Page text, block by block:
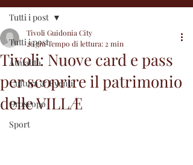
Tutti i post
Attualità
Cultura & Eventi
Oroscopo
Sport
Tutti i post
Tivoli: Nuove card e pass
per scoprire il patrimonio
delle VILLÆ
Tivoli Guidonia City
26 giuTempo di lettura: 2 min